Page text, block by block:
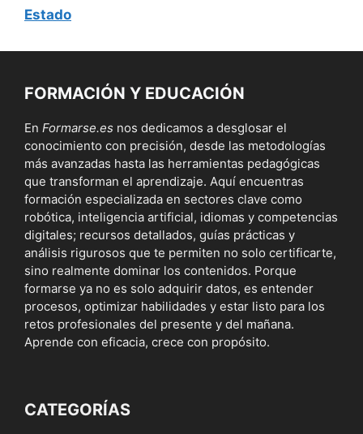
Estado
FORMACIÓN Y EDUCACIÓN
En Formarse.es nos dedicamos a desglosar el
conocimiento con precisión, desde las metodologías
más avanzadas hasta las herramientas pedagógicas
que transforman el aprendizaje. Aquí encuentras
formación especializada en sectores clave como
robótica, inteligencia artificial, idiomas y competencias
digitales; recursos detallados, guías prácticas y
análisis rigurosos que te permiten no solo certificarte,
sino realmente dominar los contenidos. Porque
formarse ya no es solo adquirir datos, es entender
procesos, optimizar habilidades y estar listo para los
retos profesionales del presente y del mañana.
Aprende con eficacia, crece con propósito.
CATEGORÍAS